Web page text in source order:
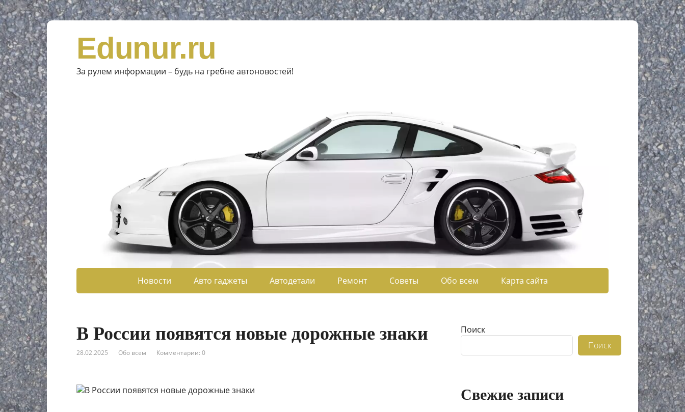
Edunur.ru
За рулем информации – будь на гребне автоновостей!
Новости Авто гаджеты Автодетали Ремонт Советы Обо всем Карта сайта
В России появятся новые дорожные знаки
28.02.2025 Обо всем Комментарии: 0
Поиск
Поиск
Свежие записи